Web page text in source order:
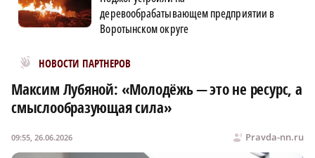
деревообрабатывающем предприятии в
Воротынском округе
НОВОСТИ ПАРТНЕРОВ
Новости МирТесен
Максим Лубяной: «Молодёжь — это не ресурс, а
смыслообразующая сила»
Pravda-nn.ru
09:55, 26.06.2026